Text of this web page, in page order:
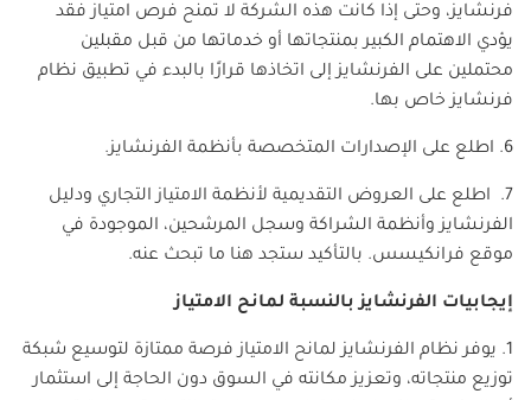
فرنشايز، وحتى إذا كانت هذه الشركة لا تمنح فرص امتياز فقد
يؤدي الاهتمام الكبير بمنتجاتها أو خدماتها من قبل مقبلين
محتملين على الفرنشايز إلى اتخاذها قرارًا بالبدء في تطبيق نظام
فرنشايز خاص بها.
6. اطلع على الإصدارات المتخصصة بأنظمة الفرنشايز.
7. اطلع على العروض التقديمية لأنظمة الامتياز التجاري ودليل
الفرنشايز وأنظمة الشراكة وسجل المرشحين، الموجودة في
موقع فرانكيسس. بالتأكيد ستجد هنا ما تبحث عنه.
إيجابيات الفرنشايز بالنسبة لمانح الامتياز
1. يوفر نظام الفرنشايز لمانح الامتياز فرصة ممتازة لتوسيع شبكة
توزيع منتجاته، وتعزيز مكانته في السوق دون الحاجة إلى استثمار